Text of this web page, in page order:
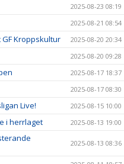
2025-08-23 08:19
2025-08-21 08:54
Kroppskultur 2025-08-20 20:34
2025-08-20 09:28
2025-08-17 18:37
2025-08-17 08:30
Live! 2025-08-15 10:00
i herrlaget 2025-08-13 19:00
2025-08-13 08:36